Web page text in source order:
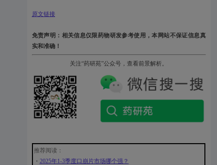
原文链接
免责声明：相关信息仅限药物研发参考使用，本网站不保证信息真
实和准确！
关注“药研苑”公众号，查看前景解析。
推荐阅读：
・ 2025年1-3季度口崩片市场哪个强？